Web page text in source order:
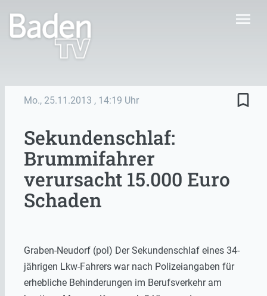
menu
Mo., 25.11.2013 , 14:19 Uhr bookmark_border
Sekundenschlaf:
Brummifahrer
verursacht 15.000 Euro
Schaden
Graben-Neudorf (pol) Der Sekundenschlaf eines 34-
jährigen Lkw-Fahrers war nach Polizeiangaben für
erhebliche Behinderungen im Berufsverkehr am